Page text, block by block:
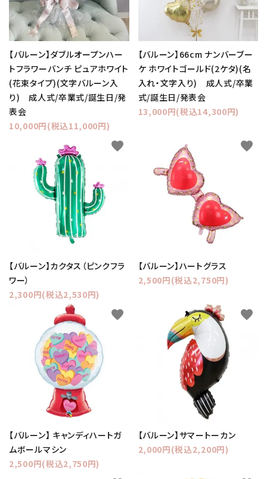
【バルーン】ダブルオープンハー
トフラワーバンチ ピュアホワイト
(花束タイプ)(文字バルーン入
り) 成人式/卒業式/誕生日/発
表会
10,000円(税込11,000円)
【バルーン】66cm ナンバーブー
ケ ホワイトゴールド(2ケタ)(名
入れ・文字入り) 成人式/卒業
式/誕生日/発表会
13,000円(税込14,300円)
【バルーン】カクタス（ピンクフラ
ワー）
2,300円(税込2,530円)
favorite
【バルーン】ハートグラス
2,500円(税込2,750円)
favorite
【バルーン】 キャンディハートガ
ムボールマシン
2,500円(税込2,750円)
favorite
【バルーン】サマートーカン
2,000円(税込2,200円)
favorite